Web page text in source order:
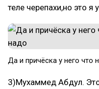
теле черепахи,но это
Да и причёска у него что
3)Мухаммед Абдул.